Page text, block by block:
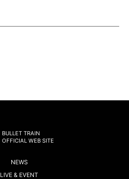
BULLET TRAIN
OFFICIAL WEB SITE
NEWS
LIVE & EVENT